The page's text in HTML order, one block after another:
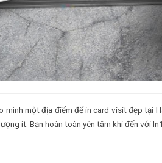
mình một địa điểm để in card visit đẹp tại
ít. Bạn hoàn toàn yên tâm khi đến với